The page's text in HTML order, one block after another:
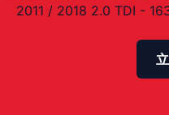
2011 / 2018 2.0 TDI -